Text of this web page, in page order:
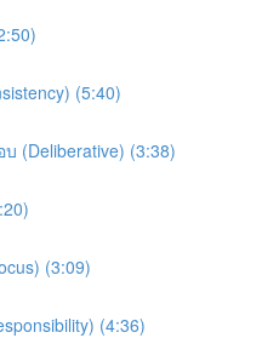
(5:40)
(Deliberative) (3:38)
(3:09)
(4:36)